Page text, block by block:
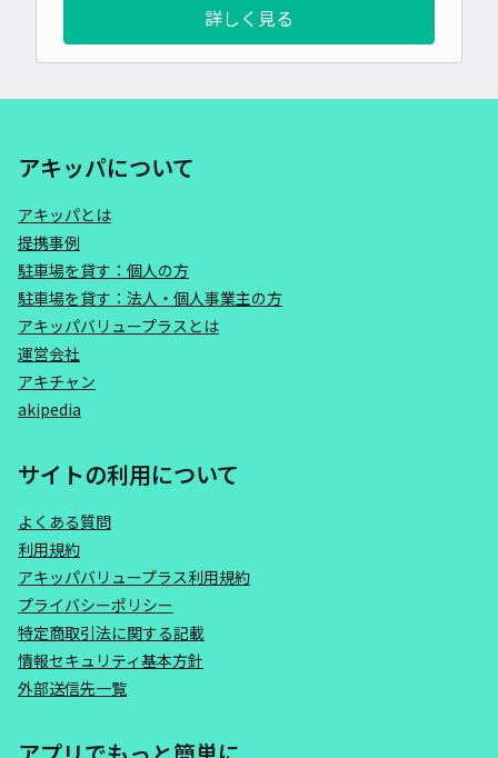
詳しく見る
アキッパについて
アキッパとは
提携事例
駐車場を貸す：個人の方
駐車場を貸す：法人・個人事業主の方
アキッパバリュープラスとは
運営会社
アキチャン
akipedia
サイトの利用について
よくある質問
利用規約
アキッパバリュープラス利用規約
プライバシーポリシー
特定商取引法に関する記載
情報セキュリティ基本方針
外部送信先一覧